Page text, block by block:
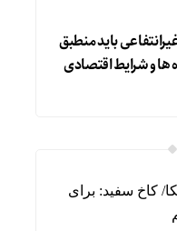
باید منطبق
ها و شرایط اقتصادی
کاخ سفید: برای